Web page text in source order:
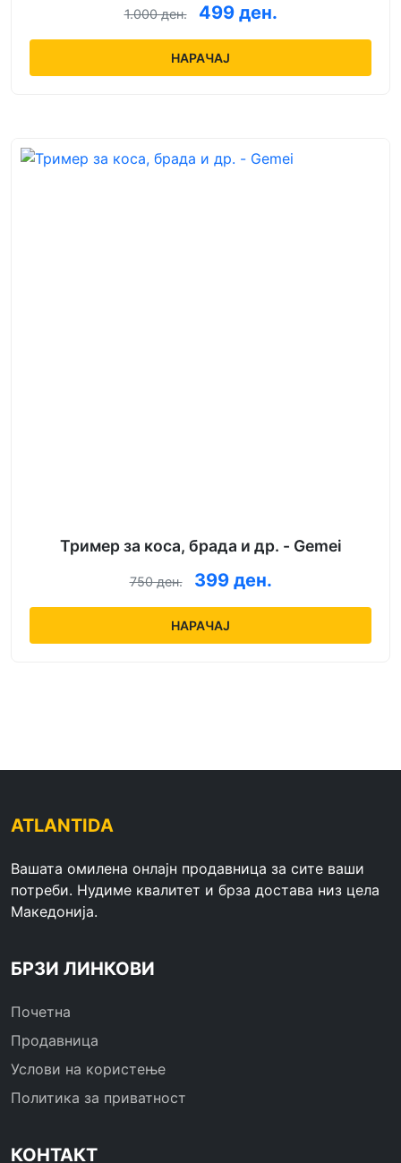
1.000 ден. 499 ден.
НАРАЧАЈ
Тример за коса, брада и др. - Gemei
750 ден. 399 ден.
НАРАЧАЈ
ATLANTIDA
Вашата омилена онлајн продавница за сите ваши
потреби. Нудиме квалитет и брза достава низ цела
Македонија.
БРЗИ ЛИНКОВИ
Почетна
Продавница
Услови на користење
Политика за приватност
КОНТАКТ